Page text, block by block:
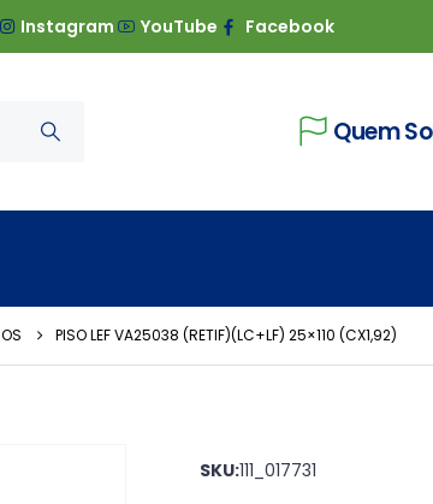
Instagram YouTube Facebook
Quem
PISO LEF VA25038 (RETIF)(LC+LF) 25×110 (CX1,92)
SKU:111_017731